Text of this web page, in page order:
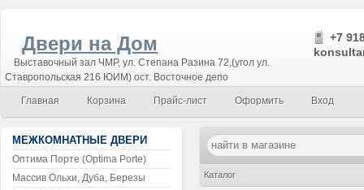
Двери на Дом
Выставочный зал ЧМР, ул. Степана Разина 72,(угол ул.
Ставропольская 216 ЮИМ) ост. Восточное депо
+7
Главная Корзина Прайс-лист Оформить Вход
Каталог
МЕЖКОМНАТНЫЕ ДВЕРИ
Оптима Порте (Optima Porte)
Массив Ольхи, Дуба, Березы